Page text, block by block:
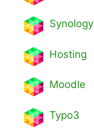
Synology
Hosting
Moodle
Typo3